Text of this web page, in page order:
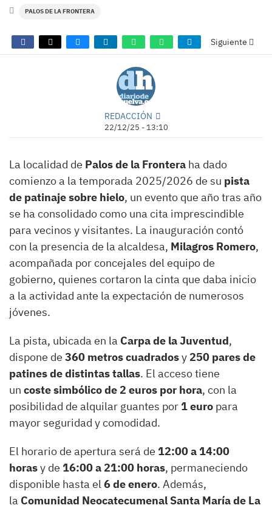
PALOS DE LA FRONTERA
Siguiente
REDACCIÓN
22/12/25 - 13:10
La localidad de Palos de la Frontera ha dado
comienzo a la temporada 2025/2026 de su pista
de patinaje sobre hielo, un evento que año tras año
se ha consolidado como una cita imprescindible
para vecinos y visitantes. La inauguración contó
con la presencia de la alcaldesa, Milagros Romero,
acompañada por concejales del equipo de
gobierno, quienes cortaron la cinta que daba inicio
a la actividad ante la expectación de numerosos
jóvenes.
La pista, ubicada en la Carpa de la Juventud,
dispone de 360 metros cuadradosy 250 pares de
patines de distintas tallas. El acceso tiene
un coste simbólico de 2 euros por hora, con la
posibilidad de alquilar guantes por 1 euro para
mayor seguridad y comodidad.
El horario de apertura será de 12:00 a 14:00
horasy de 16:00 a 21:00 horas, permaneciendo
disponible hasta el6 de enero. Además,
la Comunidad Neocatecumenal Santa María de La